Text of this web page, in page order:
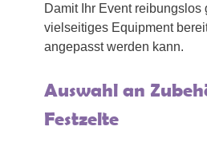
Damit Ihr Event reibungslos
vielseitiges Equipment
angepasst werden kann.
Auswahl an
Festzelte